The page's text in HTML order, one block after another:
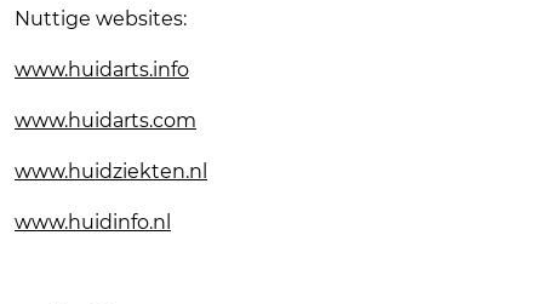
Nuttige websites:
www.huidarts.info
www.huidarts.com
www.huidziekten.nl
www.huidinfo.nl